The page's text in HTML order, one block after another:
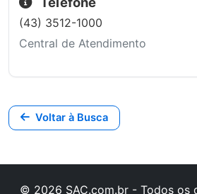
(43) 3512-1000
Central de Atendimento
Voltar à Busca
© 2026 SAC.com.br - Todos os